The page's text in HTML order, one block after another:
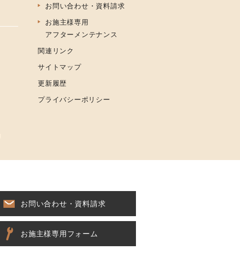
お問い合わせ・資料請求
お施主様専用
アフターメンテナンス
関連リンク
サイトマップ
更新履歴
プライバシーポリシー
お問い合わせ・資料請求
お施主様専用フォーム